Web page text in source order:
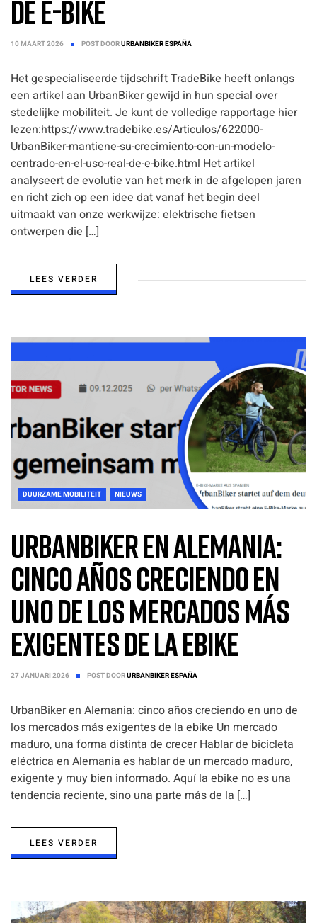
de e-bike
10 MAART 2026 POST DOORURBANBIKER ESPAÑA
Het gespecialiseerde tijdschrift TradeBike heeft onlangs
een artikel aan UrbanBiker gewijd in hun special over
stedelijke mobiliteit. Je kunt de volledige rapportage hier
lezen:https://www.tradebike.es/Articulos/622000-
UrbanBiker-mantiene-su-crecimiento-con-un-modelo-
centrado-en-el-uso-real-de-e-bike.html Het artikel
analyseert de evolutie van het merk in de afgelopen jaren
en richt zich op een idee dat vanaf het begin deel
uitmaakt van onze werkwijze: elektrische fietsen
ontwerpen die […]
LEES VERDER
DUURZAME MOBILITEIT NIEUWS
UrbanBiker en Alemania:
cinco años creciendo en
uno de los mercados más
exigentes de la ebike
27 JANUARI 2026 POST DOORURBANBIKER ESPAÑA
UrbanBiker en Alemania: cinco años creciendo en uno de
los mercados más exigentes de la ebike Un mercado
maduro, una forma distinta de crecer Hablar de bicicleta
eléctrica en Alemania es hablar de un mercado maduro,
exigente y muy bien informado. Aquí la ebike no es una
tendencia reciente, sino una parte más de la […]
LEES VERDER